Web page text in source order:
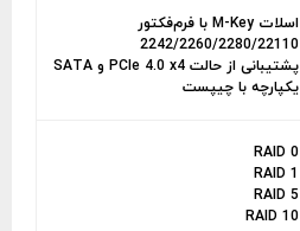
اسلات M-Key با فرم‌فکتور
2242/2260/2280/22110
پشتیبانی از حالت PCIe 4.0 x4 و SATA
یکپارچه با چیپست
RAID 0
RAID 1
RAID 5
RAID 10